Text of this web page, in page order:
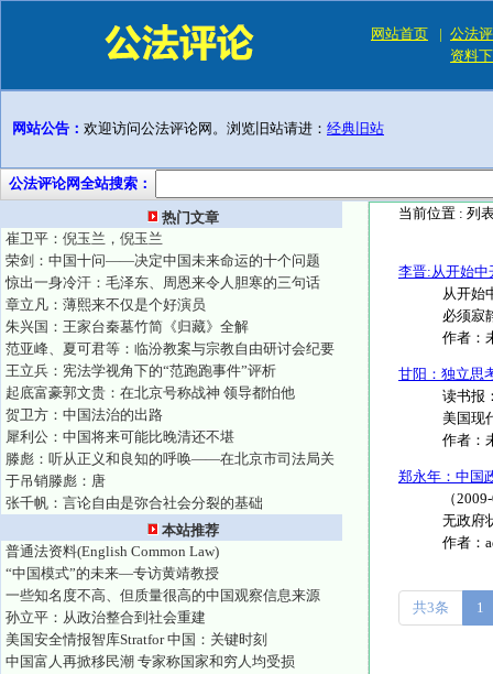
网站首页 | 公法
资料
网站公告： 欢迎访问公法评论网。浏览旧站请进： 经典旧站
公法评论网全站搜索：
热门文章
崔卫平：倪玉兰，倪玉兰
荣剑：中国十问——决定中国未来命运的十个问题
惊出一身冷汗：毛泽东、周恩来令人胆寒的三句话
章立凡：薄熙来不仅是个好演员
朱兴国：王家台秦墓竹简《归藏》全解
范亚峰、夏可君等：临汾教案与宗教自由研讨会纪要
王立兵：宪法学视角下的“范跑跑事件”评析
起底富豪郭文贵：在北京号称战神 领导都怕他
贺卫方：中国法治的出路
犀利公：中国将来可能比晚清还不堪
滕彪：听从正义和良知的呼唤——在北京市司法局关
于吊销滕彪：唐
张千帆：言论自由是弥合社会分裂的基础
本站推荐
普通法资料(English Common Law)
“中国模式”的未来—专访黄靖教授
一些知名度不高、但质量很高的中国观察信息来源
孙立平：从政治整合到社会重建
美国安全情报智库Stratfor 中国：关键时刻
中国富人再掀移民潮 专家称国家和穷人均受损
当前位置 : 列
李晋:从开始
从开始
必须寂
作者：
甘阳：独立思
读书报
美国现
作者：
郑永年：中国
（
无政府
作者：
共3条 1